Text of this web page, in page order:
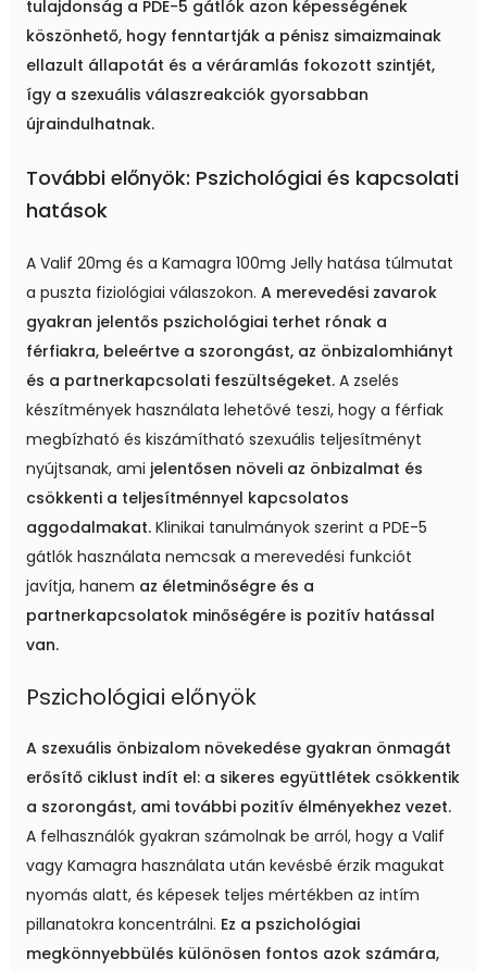
tulajdonság a PDE-5 gátlók azon képességének
köszönhető, hogy fenntartják a pénisz simaizmainak
ellazult állapotát és a véráramlás fokozott szintjét,
így a szexuális válaszreakciók gyorsabban
újraindulhatnak.
További előnyök: Pszichológiai és kapcsolati
hatások
A Valif 20mg és a Kamagra 100mg Jelly hatása túlmutat
a puszta fiziológiai válaszokon. A merevedési zavarok
gyakran jelentős pszichológiai terhet rónak a
férfiakra, beleértve a szorongást, az önbizalomhiányt
és a partnerkapcsolati feszültségeket. A zselés
készítmények használata lehetővé teszi, hogy a férfiak
megbízható és kiszámítható szexuális teljesítményt
nyújtsanak, ami jelentősen növeli az önbizalmat és
csökkenti a teljesítménnyel kapcsolatos
aggodalmakat. Klinikai tanulmányok szerint a PDE-5
gátlók használata nemcsak a merevedési funkciót
javítja, hanem az életminőségre és a
partnerkapcsolatok minőségére is pozitív hatással
van.
Pszichológiai előnyök
A szexuális önbizalom növekedése gyakran önmagát
erősítő ciklust indít el: a sikeres együttlétek csökkentik
a szorongást, ami további pozitív élményekhez vezet.
A felhasználók gyakran számolnak be arról, hogy a Valif
vagy Kamagra használata után kevésbé érzik magukat
nyomás alatt, és képesek teljes mértékben az intím
pillanatokra koncentrálni. Ez a pszichológiai
megkönnyebbülés különösen fontos azok számára,